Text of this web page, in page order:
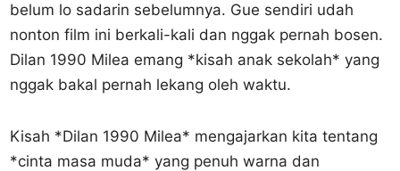
belum lo sadarin sebelumnya. Gue sendiri udah
nonton film ini berkali-kali dan nggak pernah bosen.
Dilan 1990 Milea emang *kisah anak sekolah* yang
nggak bakal pernah lekang oleh waktu.
Kisah *Dilan 1990 Milea* mengajarkan kita tentang
*cinta masa muda* yang penuh warna dan